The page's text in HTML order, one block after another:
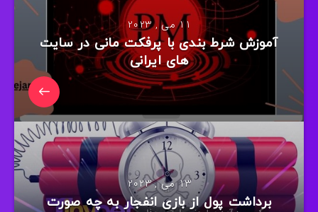
11 می , 2023
آموزش شرط بندی با پرفکت مانی در سایت
های ایرانی
13 می , 2023
برداشت پول از بازی انفجار به چه صورت